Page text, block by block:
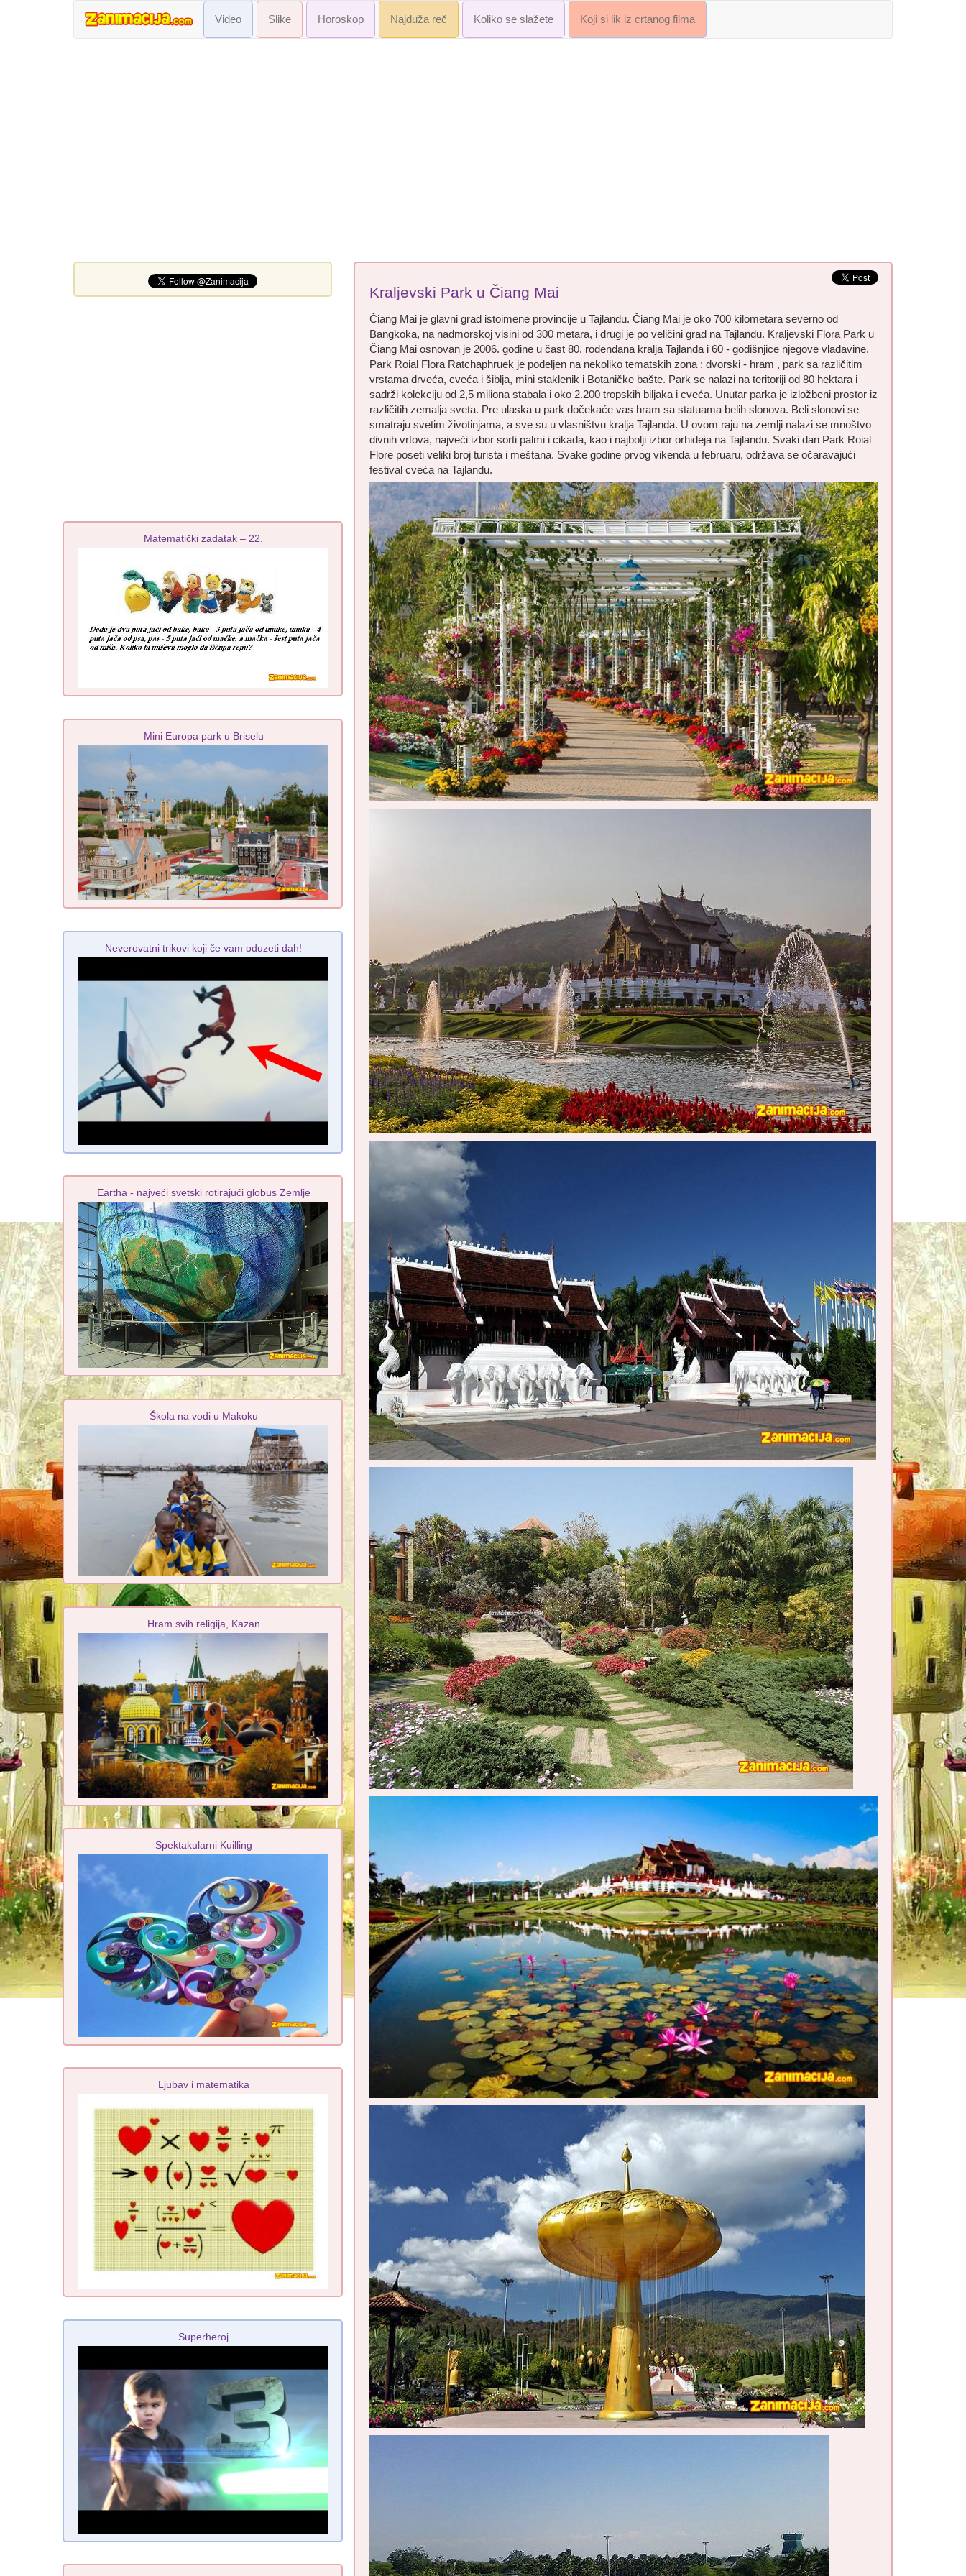
Video Slike Horoskop Najduža reč Koliko se slažete Koji si lik iz crtanog filma
Kraljevski Park u Čiang Mai
Čiang Mai je glavni grad istoimene provincije u Tajlandu. Čiang Mai je oko 700 kilometara severno od
Bangkoka, na nadmorskoj visini od 300 metara, i drugi je po veličini grad na Tajlandu. Kraljevski Flora Park u
Čiang Mai osnovan je 2006. godine u čast 80. rođendana kralja Tajlanda i 60 - godišnjice njegove vladavine.
Park Roial Flora Ratchaphruek je podeljen na nekoliko tematskih zona : dvorski - hram , park sa različitim
vrstama drveća, cveća i šiblja, mini staklenik i Botaničke bašte. Park se nalazi na teritoriji od 80 hektara i
sadrži kolekciju od 2,5 miliona stabala i oko 2.200 tropskih biljaka i cveća. Unutar parka je izložbeni prostor iz
različitih zemalja sveta. Pre ulaska u park dočekaće vas hram sa statuama belih slonova. Beli slonovi se
smatraju svetim životinjama, a sve su u vlasništvu kralja Tajlanda. U ovom raju na zemlji nalazi se mnoštvo
divnih vrtova, najveći izbor sorti palmi i cikada, kao i najbolji izbor orhideja na Tajlandu. Svaki dan Park Roial
Flore poseti veliki broj turista i meštana. Svake godine prvog vikenda u februaru, održava se očaravajući
festival cveća na Tajlandu.
Matematički zadatak – 22.
Mini Europa park u Briselu
Neverovatni trikovi koji če vam oduzeti dah!
Eartha - najveći svetski rotirajući globus Zemlje
Škola na vodi u Makoku
Hram svih religija, Kazan
Spektakularni Kuilling
Ljubav i matematika
Superheroj